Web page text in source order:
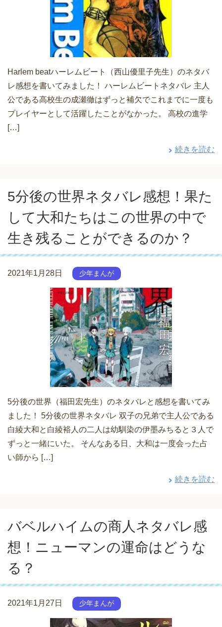
Harlem beatハーレムビート（西山優里子先生）のネタバ
レ感想を書いてみました！ ハーレムビートネタバレ 主人
公である高校生の成瀬徹はずっと補欠でこれまでに一度も
プレイヤーとして活躍したことがなかった。 高校の進学
[…]
続きを読む
5分後の世界ネタバレ感想！果た
して大和たちはこの世界の中で
生き残ることができるのか？
2021年1月28日 少年まんが
5分後の世界（福田宏先生）のネタバレと感想を書いてみ
ました！ 5分後の世界ネタバレ 双子の兄弟で主人公である
白綾大和と白綾裕人の二人は幼馴染の伊墨みちると３人で
ずっと一緒にいた。 そんなある日、大和は一度会った占
い師から […]
続きを読む
バベルハイムの商人ネタバレ感
想！ニューマンの運命はどうな
る？
2021年1月27日 少年まんが